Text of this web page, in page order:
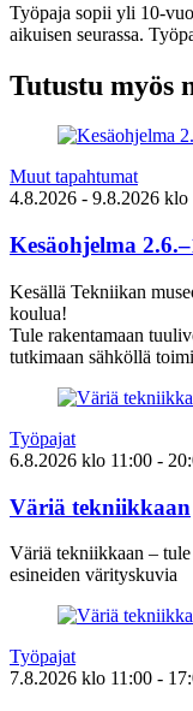
Työpaja sopii yli 10-
aikuisen seurassa.
Tutustu myös
Muut tapahtumat
4.8.2026 - 9.8.2026 klo
Kesäohjelma
Kesällä Tekniikan
koulua!
Tule rakentamaan
tutkimaan sähköllä
Työpajat
6.8.2026 klo 11:00 -
Väriä tekniikkaan
Väriä tekniikkaan –
esineiden värityskuvia
Työpajat
7.8.2026 klo 11:00 -